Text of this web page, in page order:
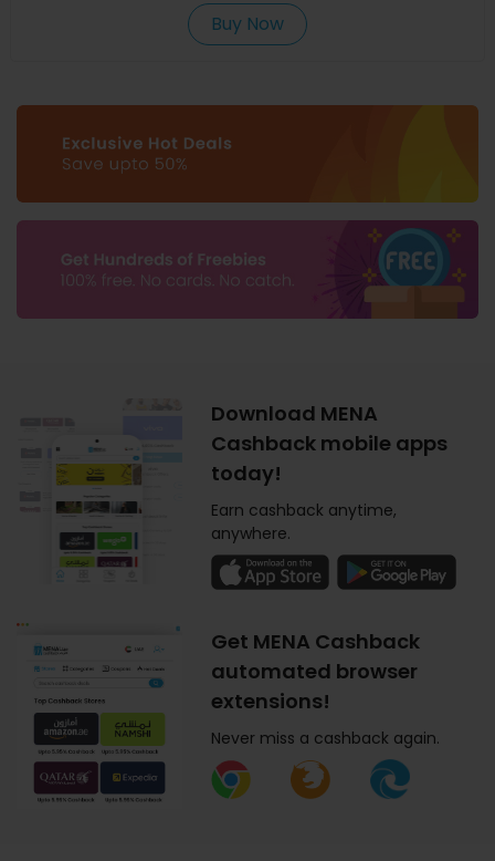
Buy Now
Download MENA
Cashback mobile apps
today!
Earn cashback anytime,
anywhere.
Get MENA Cashback
automated browser
extensions!
Never miss a cashback again.